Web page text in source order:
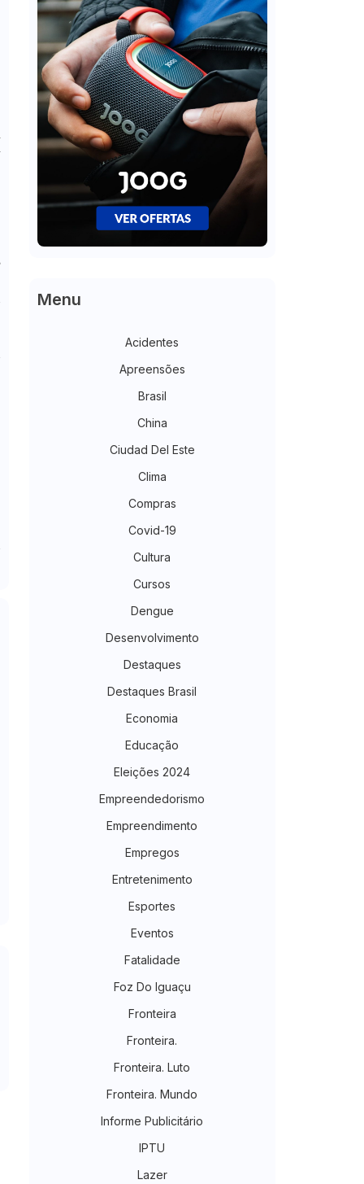
Menu
Acidentes
Apreensões
Brasil
China
Ciudad Del Este
Clima
Compras
Covid-19
Cultura
Cursos
Dengue
Desenvolvimento
Destaques
Destaques Brasil
Economia
Educação
Eleições 2024
Empreendedorismo
Empreendimento
Empregos
Entretenimento
Esportes
Eventos
Fatalidade
Foz Do Iguaçu
Fronteira
Fronteira.
Fronteira. Luto
Fronteira. Mundo
Informe Publicitário
IPTU
Lazer